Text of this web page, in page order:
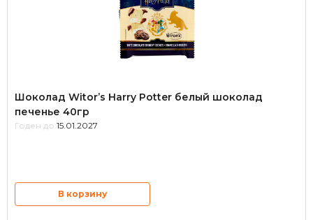
Шоколад Witor’s Harry Potter белый шоколад
печенье 40гр
Годен до: 15.01.2027
В корзину